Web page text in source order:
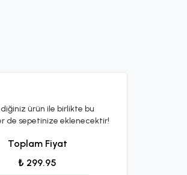
ürün ile birlikte bu
de sepetinize eklenecektir!
Toplam Fiyat
₺ 299.95